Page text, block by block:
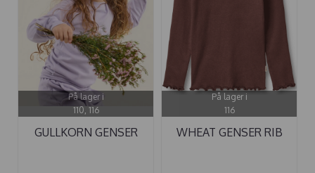
På lager i
110, 116
GULLKORN GENSER
På lager i
116
WHEAT GENSER RIB